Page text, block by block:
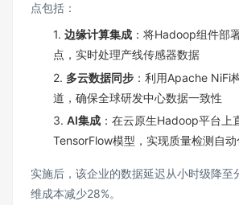
点包括：
1. 边缘计算集成 ：将Hadoop组件部
点，实时处理产线传感器数据
2. 多云数据同步 ：利用Apache NiFi
道，确保全球研发中心数据一致性
3. AI集成 ：在云原生Hadoop平台上
TensorFlow模型，实现质量检测自动
实施后，该企业的数据延迟从小时级降至
维成本减少28%。